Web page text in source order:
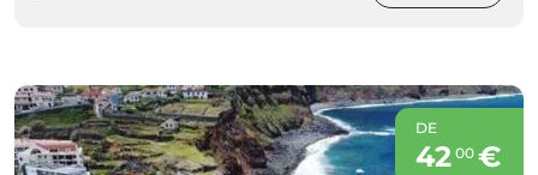
DE
42 00€